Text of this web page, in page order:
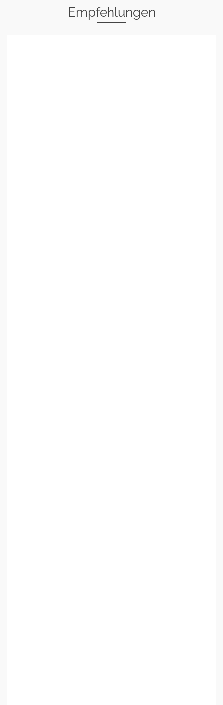
Empfehlungen